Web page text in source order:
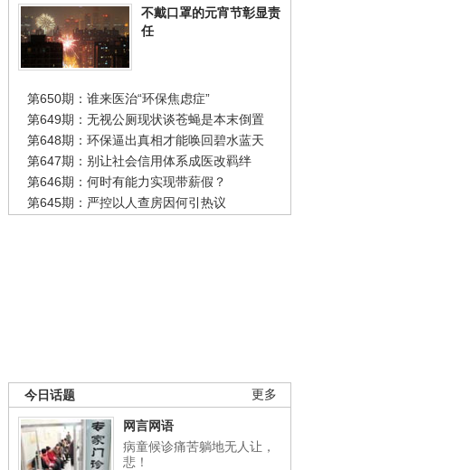
不戴口罩的元宵节彰显责
任
第650期：谁来医治“环保焦虑症”
第649期：无视公厕现状谈苍蝇是本末倒置
第648期：环保逼出真相才能唤回碧水蓝天
第647期：别让社会信用体系成医改羁绊
第646期：何时有能力实现带薪假？
第645期：严控以人查房因何引热议
更多
今日话题
网言网语
病童候诊痛苦躺地无人让，
悲！